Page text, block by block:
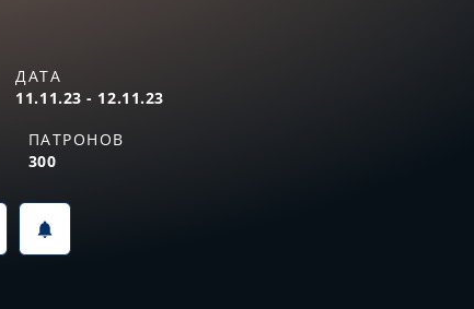
ДАТА
11.11.23 - 12.11.23
ПАТРОНОВ
300